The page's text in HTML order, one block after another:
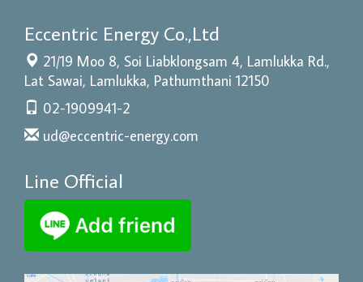
Eccentric Energy Co.,Ltd
21/19 Moo 8, Soi Liabklongsam 4, Lamlukka Rd.,
Lat Sawai, Lamlukka, Pathumthani 12150
02-1909941-2
ud@eccentric-energy.com
Line Official